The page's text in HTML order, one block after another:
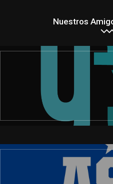
Nuestros